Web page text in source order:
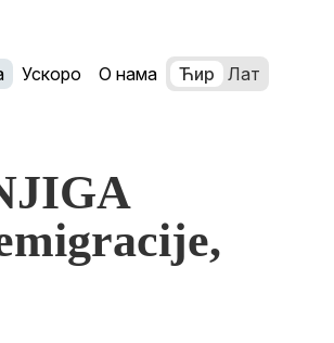
Ускоро О нама Ћир Лат